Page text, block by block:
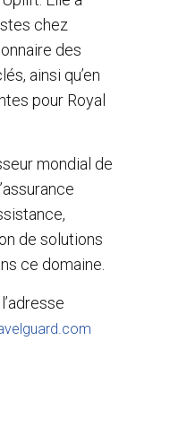
chez
des
ainsi qu’en
pour Royal
mondial de
de solutions
ce domaine.